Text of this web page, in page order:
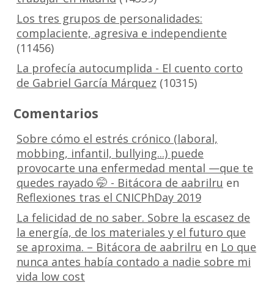
Los tres grupos de personalidades:
complaciente, agresiva e independiente
(11456)
La profecía autocumplida - El cuento corto
de Gabriel García Márquez (10315)
Comentarios
Sobre cómo el estrés crónico (laboral,
mobbing, infantil, bullying...) puede
provocarte una enfermedad mental —que te
quedes rayado 🤭 - Bitácora de aabrilru en
Reflexiones tras el CNICPhDay 2019
La felicidad de no saber. Sobre la escasez de
la energía, de los materiales y el futuro que
se aproxima. – Bitácora de aabrilru en Lo que
nunca antes había contado a nadie sobre mi
vida low cost